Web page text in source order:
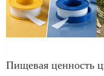
Пищевая ценность